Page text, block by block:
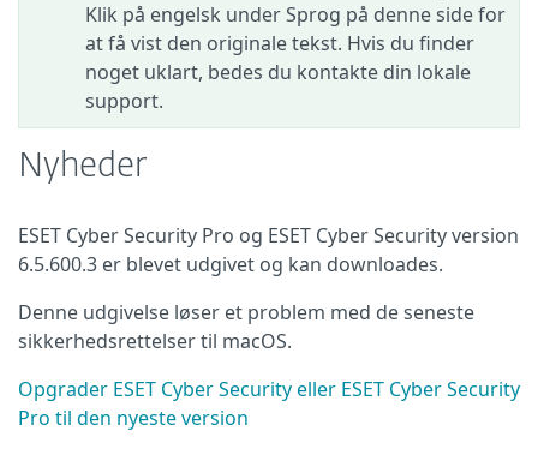
Klik på engelsk under Sprog på denne side for
at få vist den originale tekst. Hvis du finder
noget uklart, bedes du kontakte din lokale
support.
Nyheder
ESET Cyber Security Pro og ESET Cyber Security version
6.5.600.3 er blevet udgivet og kan downloades.
Denne udgivelse løser et problem med de seneste
sikkerhedsrettelser til macOS.
Opgrader ESET Cyber Security eller ESET Cyber Security
Pro til den nyeste version